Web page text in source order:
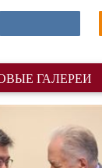
ГАЛЕРЕИ